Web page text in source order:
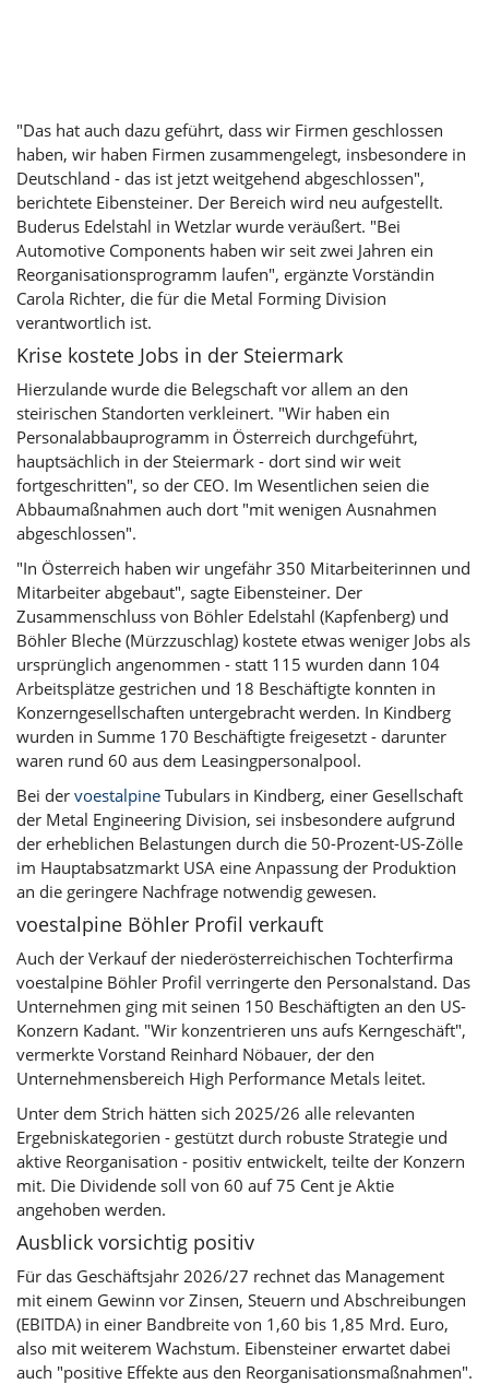
"Das hat auch dazu geführt, dass wir Firmen geschlossen
haben, wir haben Firmen zusammengelegt, insbesondere in
Deutschland - das ist jetzt weitgehend abgeschlossen",
berichtete Eibensteiner. Der Bereich wird neu aufgestellt.
Buderus Edelstahl in Wetzlar wurde veräußert. "Bei
Automotive Components haben wir seit zwei Jahren ein
Reorganisationsprogramm laufen", ergänzte Vorständin
Carola Richter, die für die Metal Forming Division
verantwortlich ist.
Krise kostete Jobs in der Steiermark
Hierzulande wurde die Belegschaft vor allem an den
steirischen Standorten verkleinert. "Wir haben ein
Personalabbauprogramm in Österreich durchgeführt,
hauptsächlich in der Steiermark - dort sind wir weit
fortgeschritten", so der CEO. Im Wesentlichen seien die
Abbaumaßnahmen auch dort "mit wenigen Ausnahmen
abgeschlossen".
"In Österreich haben wir ungefähr 350 Mitarbeiterinnen und
Mitarbeiter abgebaut", sagte Eibensteiner. Der
Zusammenschluss von Böhler Edelstahl (Kapfenberg) und
Böhler Bleche (Mürzzuschlag) kostete etwas weniger Jobs als
ursprünglich angenommen - statt 115 wurden dann 104
Arbeitsplätze gestrichen und 18 Beschäftigte konnten in
Konzerngesellschaften untergebracht werden. In Kindberg
wurden in Summe 170 Beschäftigte freigesetzt - darunter
waren rund 60 aus dem Leasingpersonalpool.
Bei der voestalpine Tubulars in Kindberg, einer Gesellschaft
der Metal Engineering Division, sei insbesondere aufgrund
der erheblichen Belastungen durch die 50-Prozent-US-Zölle
im Hauptabsatzmarkt USA eine Anpassung der Produktion
an die geringere Nachfrage notwendig gewesen.
voestalpine Böhler Profil verkauft
Auch der Verkauf der niederösterreichischen Tochterfirma
voestalpine Böhler Profil verringerte den Personalstand. Das
Unternehmen ging mit seinen 150 Beschäftigten an den US-
Konzern Kadant. "Wir konzentrieren uns aufs Kerngeschäft",
vermerkte Vorstand Reinhard Nöbauer, der den
Unternehmensbereich High Performance Metals leitet.
Unter dem Strich hätten sich 2025/26 alle relevanten
Ergebniskategorien - gestützt durch robuste Strategie und
aktive Reorganisation - positiv entwickelt, teilte der Konzern
mit. Die Dividende soll von 60 auf 75 Cent je Aktie
angehoben werden.
Ausblick vorsichtig positiv
Für das Geschäftsjahr 2026/27 rechnet das Management
mit einem Gewinn vor Zinsen, Steuern und Abschreibungen
(EBITDA) in einer Bandbreite von 1,60 bis 1,85 Mrd. Euro,
also mit weiterem Wachstum. Eibensteiner erwartet dabei
auch "positive Effekte aus den Reorganisationsmaßnahmen".